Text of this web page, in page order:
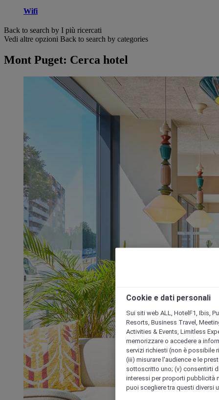
Wifi
Back to search by I più ricercati
Vedi altre opzioni Back to search by categories
Mont Puget: Cerca hotel
Cookie e dati personali
Sui siti web ALL, HotelF1, Ibis,
Resorts, Business Travel,
Activities & Events, Limitless
memorizzare o accedere a
servizi richiesti (non è possibile
(iii) misurare l'audience e le
sottoscritto uno; (v) consentirti
interessi per proporti pubblicità
puoi scegliere tra questi diversi